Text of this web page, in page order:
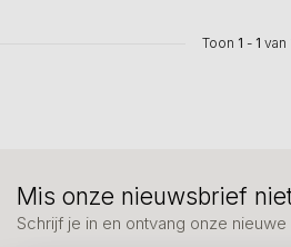
Toon 1 - 1 van
Mis onze nieuwsbrief
Schrijf je in en ontvang onze